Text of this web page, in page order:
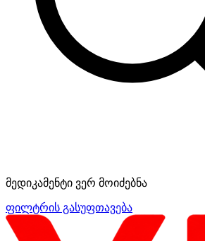
მედიკამენტი ვერ მოიძებნა
ფილტრის გასუფთავება